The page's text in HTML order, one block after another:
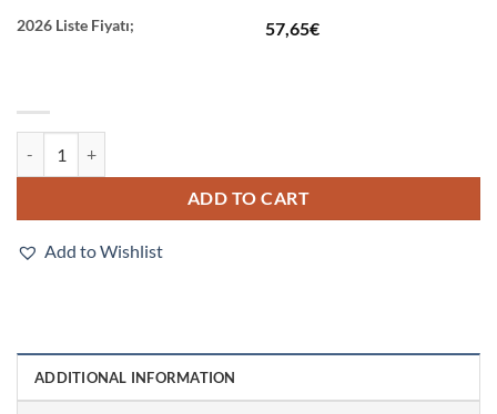
2026 Liste Fiyatı; 57,65€
ADD TO CART
Add to Wishlist
ADDITIONAL INFORMATION